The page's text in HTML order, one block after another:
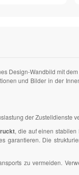
Design-Wandbild mit
und Bilder in der
der Zustelldienste
, die auf einen stabilen
garantieren. Die
zu vermeiden.